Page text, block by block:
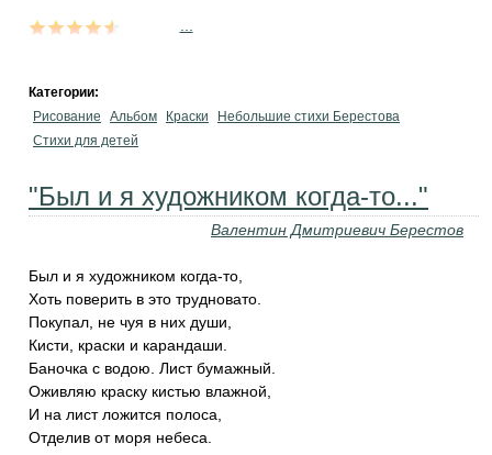
Категории:
Рисование
Альбом Краски
Небольшие стихи Берестова
Стихи для детей
"Был и я художником когда-то..."
Валентин Дмитриевич Берестов
Был и я художником когда-то,
Хоть поверить в это трудновато.
Покупал, не чуя в них души,
Кисти, краски и карандаши.
Баночка с водою. Лист бумажный.
Оживляю краску кистью влажной,
И на лист ложится полоса,
Отделив от моря небеса.